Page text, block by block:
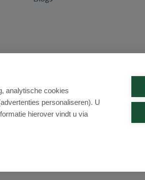
analytische cookies
personaliseren). U
hierover vindt u via